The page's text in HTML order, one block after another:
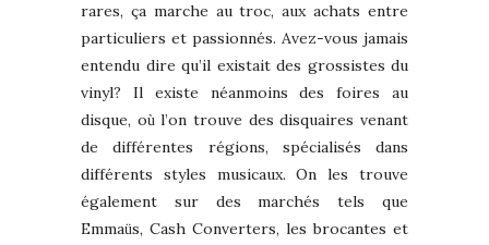
rares, ça marche au troc, aux achats entre
particuliers et passionnés. Avez-vous jamais
entendu dire qu’il existait des grossistes du
vinyl? Il existe néanmoins des foires au
disque, oùl’on trouve des disquaires venant
de différentes régions, spécialisés dans
différents styles musicaux. On les trouve
également sur des marchés tels que
Emmaüs, Cash Converters, les brocantes et